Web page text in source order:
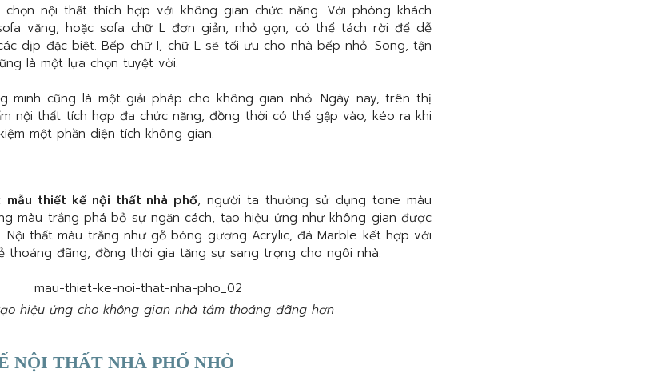
nội thất thích hợp với không gian chức năng. Với phòng khách
văng, hoặc sofa chữ L đơn giản, nhỏ gọn, có thể tách rời để dễ
dịp đặc biệt. Bếp chữ I, chữ L sẽ tối ưu cho nhà bếp nhỏ. Song, tận
là một lựa chọn tuyệt vời.
minh cũng là một giải pháp cho không gian nhỏ. Ngày nay, trên thị
nội thất tích hợp đa chức năng, đồng thời có thể gập vào, kéo ra khi
một phần diện tích không gian.
mẫu thiết kế nội thất nhà phố, người ta thường sử dụng tone màu
màu trắng phá bỏ sự ngăn cách, tạo hiệu ứng như không gian được
thất màu trắng như gỗ bóng gương Acrylic, đá Marble kết hợp với
thoáng đãng, đồng thời gia tăng sự sang trọng cho ngôi nhà.
hiệu ứng cho không gian nhà tắm thoáng đãng hơn
NỘI THẤT NHÀ PHỐ NHỎ